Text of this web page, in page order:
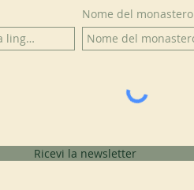
Nome del monastero
Ricevi la newsletter